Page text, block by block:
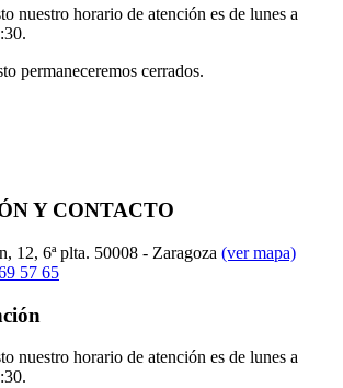
nuestro horario de atención es de lunes a
permaneceremos cerrados.
Y CONTACTO
12, 6ª plta. 50008 - Zaragoza (ver mapa)
57 65
nuestro horario de atención es de lunes a